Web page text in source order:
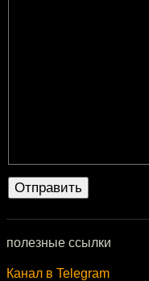
полезные ссылки
Канал в Telegram